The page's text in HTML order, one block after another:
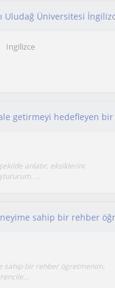
Ingilizce
anlatır, eksiklerini
...
sahip bir rehber ögretmenim.